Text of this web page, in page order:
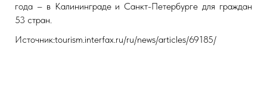
года – в Калининграде и Санкт-Петербурге для граждан
53 стран.
Источник:tourism.interfax.ru/ru/news/articles/69185/